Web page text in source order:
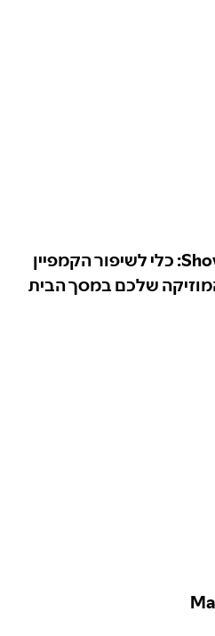
תחילת העבודה עם Showcase: כלי לשיפור הקמפיין
שלכם במסך הבית